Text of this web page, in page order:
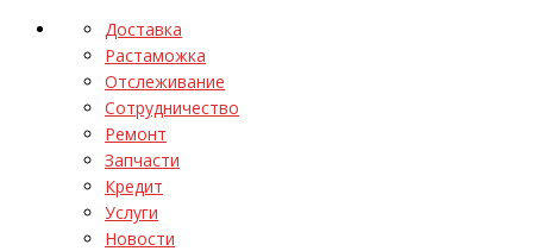
Доставка
Растаможка
Отслеживание
Сотрудничество
Ремонт
Запчасти
Кредит
Услуги
Новости